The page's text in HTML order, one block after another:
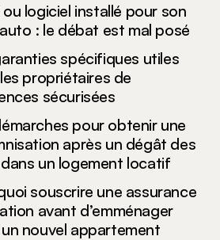
ou logiciel installé pour son
: le débat est mal posé
spécifiques utiles
propriétaires de
sécurisées
pour obtenir une
après un dégât des
un logement locatif
souscrire une assurance
avant d’emménager
nouvel appartement